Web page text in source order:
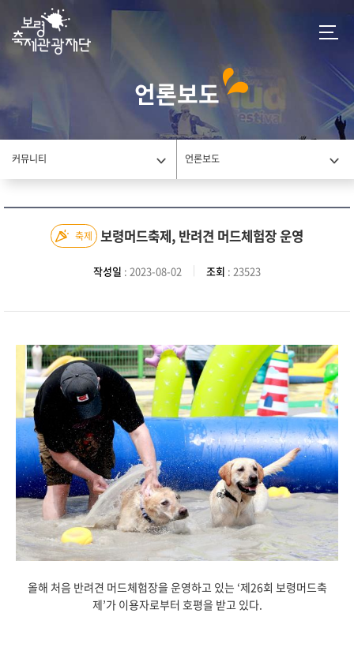
언론보도
커뮤니티 언론보도
축제 보령머드축제, 반려견 머드체험장 운영
작성일 : 2023-08-02 조회 : 23523
올해 처음 반려견 머드체험장을 운영하고 있는 ‘제26회 보령머드축
제’가 이용자로부터 호평을 받고 있다.